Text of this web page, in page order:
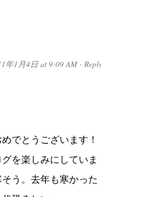
年1月4日at 9:09 AM · Reply
でとうございます！
を楽しみにしていま
う。去年も寒かった